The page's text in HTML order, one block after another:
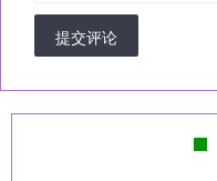
提交评论